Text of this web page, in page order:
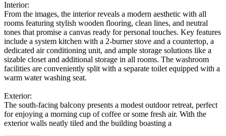
Interior:
From the images, the interior reveals a modern aesthetic with all
rooms featuring stylish wooden flooring, clean lines, and neutral
tones that promise a canvas ready for personal touches. Key features
include a system kitchen with a 2-burner stove and a countertop, a
dedicated air conditioning unit, and ample storage solutions like a
sizable closet and additional storage in all rooms. The washroom
facilities are conveniently split with a separate toilet equipped with a
warm water washing seat.
Exterior:
The south-facing balcony presents a modest outdoor retreat, perfect
for enjoying a morning cup of coffee or some fresh air. With the
exterior walls neatly tiled and the building boasting a